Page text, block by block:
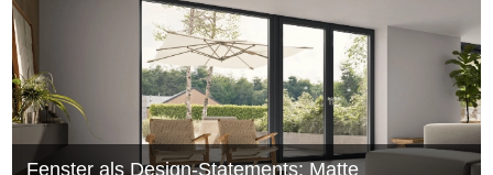
Fenster als Design-Statements: Matte